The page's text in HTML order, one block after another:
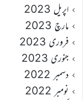
اپریل 2023
مارچ 2023
فروری 2023
جنوری 2023
دسمبر 2022
نومبر 2022